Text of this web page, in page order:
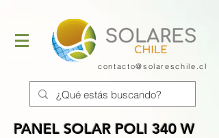
contacto@solareschile.cl
PANEL SOLAR POLI 340 W